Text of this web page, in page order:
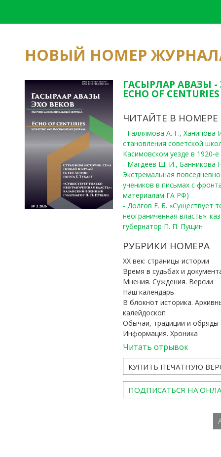
НОВЫЙ НОМЕР
ГАСЫРЛАР АВАЗЫ -
ECHO OF
ЧИТАЙТЕ В НОМЕРЕ
- Галлямова А. Г.,
становления советской
Касимовском уезде в 1920-е
- Магдеев Ш. И., Банникова
Экстремальная
учеников в письмах с
материалам ГА РФ)
- Долгов Е. Б. «Существует
неограниченная власть»:
губернатор П. П. Пущин
РУБРИКИ НОМЕРА
ХХ век: страницы истории
Время в судьбах и
Мнения. Суждения. Версии
Наш календарь
В блокнот историка.
калейдоскоп
Обычаи, традиции и обряды
Информация. Хроника
Читать отрывок
КУПИТЬ ПЕЧАТНУЮ
ПОДПИСАТЬСЯ НА